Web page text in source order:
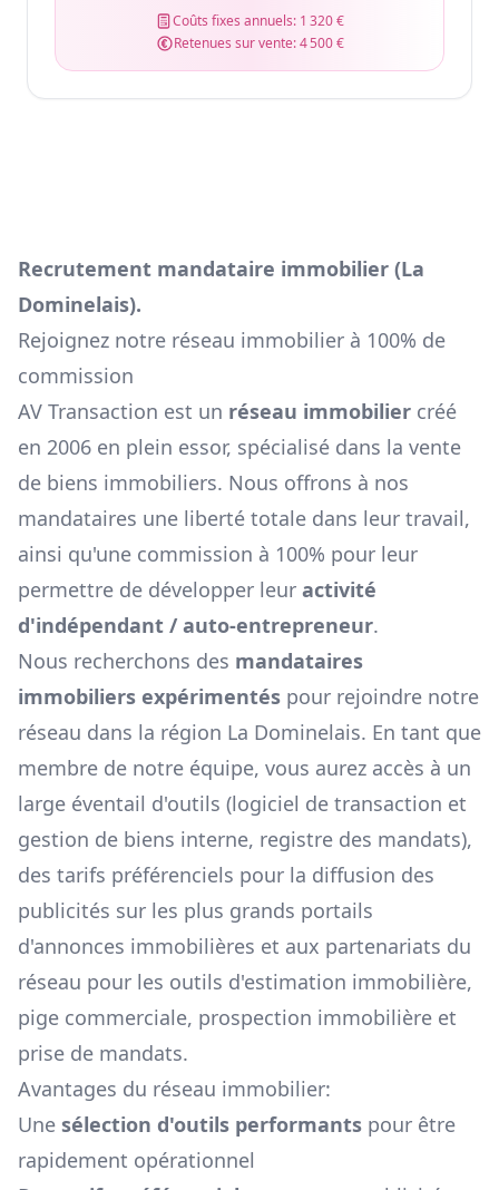
Coûts fixes annuels: 1 320 €
Retenues sur vente:4 500 €
Recrutement mandataire immobilier (La
Dominelais).
Rejoignez notre réseau immobilier à 100% de
commission
AV Transaction est un réseau immobilier créé
en 2006 en plein essor, spécialisé dans la vente
de biens immobiliers. Nous offrons à nos
mandataires une liberté totale dans leur travail,
ainsi qu'une commission à 100% pour leur
permettre de développer leur activité
d'indépendant / auto-entrepreneur.
Nous recherchons des mandataires
immobiliers expérimentés pour rejoindre notre
réseau dans la région La Dominelais. En tant que
membre de notre équipe, vous aurez accès à un
large éventail d'outils (logiciel de transaction et
gestion de biens interne, registre des mandats),
des tarifs préférenciels pour la diffusion des
publicités sur les plus grands portails
d'annonces immobilières et aux partenariats du
réseau pour les outils d'estimation immobilière,
pige commerciale, prospection immobilière et
prise de mandats.
Avantages du réseau immobilier:
Une sélection d'outils performants pour être
rapidement opérationnel